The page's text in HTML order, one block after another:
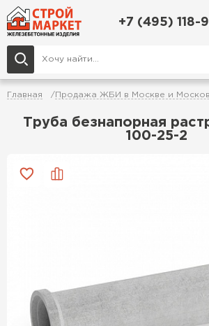
+7 (495) 118-
Главная Продажа ЖБИ в Москве и
Труба безнапорная
100-25-2